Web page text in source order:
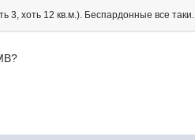
3, хоть 12 кв.м.). Беспардонные все таки.